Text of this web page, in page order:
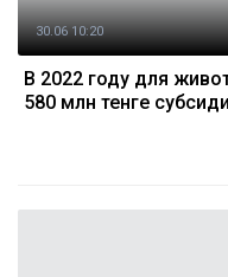
30.06 10:20
В 2022 году для
580 млн тенге